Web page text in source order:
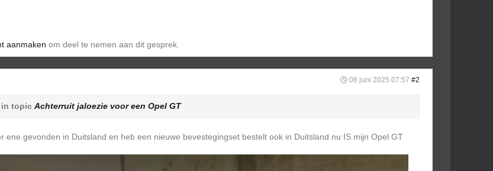
aanmaken om deel te nemen aan dit gesprek.
08 juni 2025 07:57 #2
topic Achterruit jaloezie voor een Opel GT
ene gevonden in Duitsland en heb een nieuwe bevestegingset bestelt ook in Duitsland nu IS mijn Opel GT